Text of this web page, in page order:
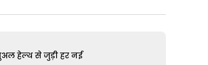
हेल्थ से जुड़ी हर नई